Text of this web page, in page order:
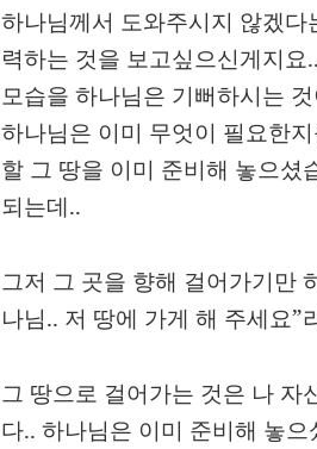
하나님께서 도와주시지 않겠
력하는 것을 보고싶으신게지
모습을 하나님은 기뻐하시는
하나님은 이미 무엇이 필요한
할 그 땅을 이미 준비해 놓으셨
되는데..
그저 그 곳을 향해 걸어가기만
나님.. 저 땅에 가게 해 주세요
그 땅으로 걸어가는 것은 나 자
다.. 하나님은 이미 준비해 놓